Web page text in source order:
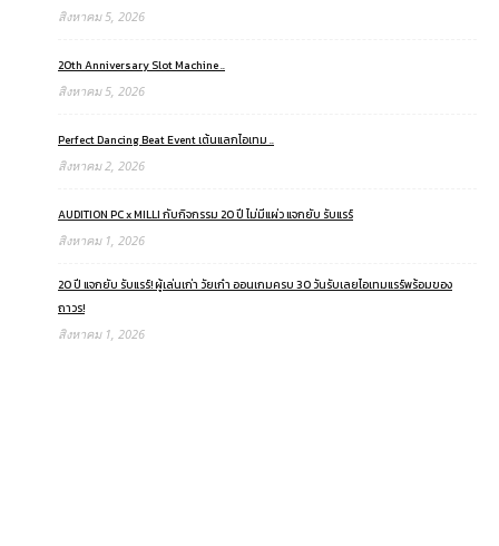
สิงหาคม 5, 2026
20th Anniversary Slot Machine ..
สิงหาคม 5, 2026
Perfect Dancing Beat Event เต้นแลกไอเทม ..
สิงหาคม 2, 2026
AUDITION PC x MILLI กับกิจกรรม 20 ปี ไม่มีแผ่ว แจกยับ รับแรร์
สิงหาคม 1, 2026
20 ปี แจกยับ รับแรร์! ผู้เล่นเก่า วัยเก๋า ออนเกมครบ 30 วันรับเลยไอเทมแรร์พร้อมของ
ถาวร!
สิงหาคม 1, 2026